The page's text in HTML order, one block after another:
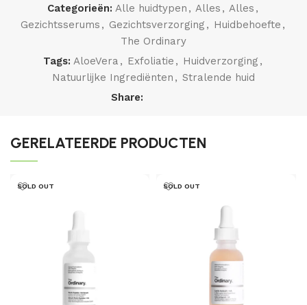
Categorieën: Alle huidtypen , Alles , Alles ,
Gezichtsserums , Gezichtsverzorging , Huidbehoefte ,
The Ordinary
Tags: AloeVera , Exfoliatie , Huidverzorging ,
Natuurlijke Ingrediënten , Stralende huid
Share:
GERELATEERDE PRODUCTEN
SOLD OUT SOLD OUT